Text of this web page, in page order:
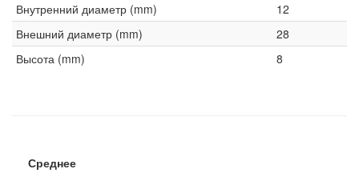
Внутренний диаметр (mm)
12
Внешний диаметр (mm)
28
Высота (mm)
8
Среднее